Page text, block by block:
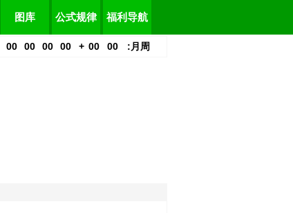
图库 公式规律 福利导航
00 00 00 00 + 00 00 : 月 周